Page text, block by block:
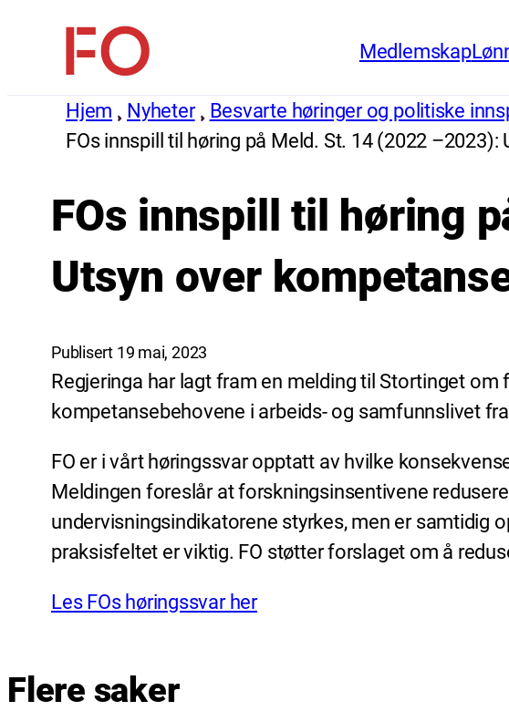
innholdFO
(Fellesorganisasjonen)
Medlemskap
Hjem Nyheter
Besvarte høringer og politiske
FOs innspill til høring på Meld. St. 14 (2022
FOs innspill til høring
Utsyn over
Publisert 19 mai, 2023
Regjeringa har lagt fram en melding til Stortinget
kompetansebehovene i arbeids- og samfunnslivet
FO er i vårt høringssvar opptatt av hvilke
Meldingen foreslår at forskningsinsentivene
undervisningsindikatorene styrkes, men er
praksisfeltet er viktig. FO støtter forslaget om å
Les FOs høringssvar her
Flere saker